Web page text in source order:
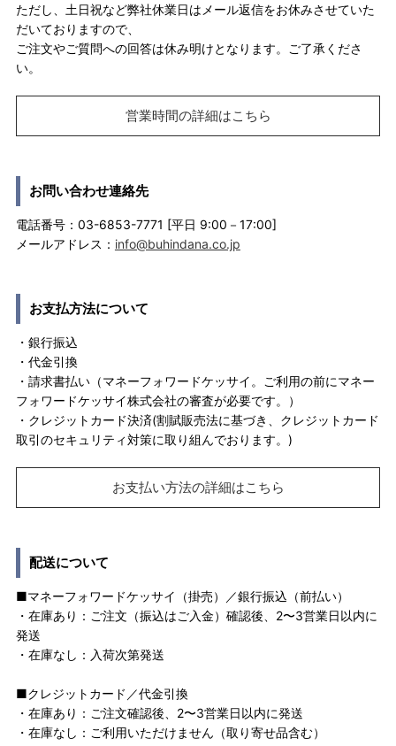
ただし、土日祝など弊社休業日はメール返信をお休みさせていた
だいておりますので、
ご注文やご質問への回答は休み明けとなります。ご了承くださ
い。
営業時間の詳細はこちら
お問い合わせ連絡先
電話番号：03-6853-7771 [平日 9:00－17:00]
メールアドレス： info@buhindana.co.jp
お支払方法について
・銀行振込
・代金引換
・請求書払い（マネーフォワードケッサイ。ご利用の前にマネー
フォワードケッサイ株式会社の審査が必要です。）
・クレジットカード決済(割賦販売法に基づき、クレジットカード
取引のセキュリティ対策に取り組んでおります。)
お支払い方法の詳細はこちら
配送について
■マネーフォワードケッサイ（掛売）／銀行振込（前払い）
・在庫あり：ご注文（振込はご入金）確認後、2〜3営業日以内に
発送
・在庫なし：入荷次第発送
■クレジットカード／代金引換
・在庫あり：ご注文確認後、2〜3営業日以内に発送
・在庫なし：ご利用いただけません（取り寄せ品含む）